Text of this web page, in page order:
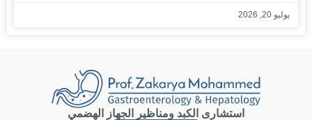
يوليو 20, 2026
استشارى الكبد ومناظير الجهاز الهضمي